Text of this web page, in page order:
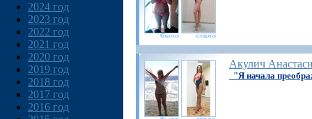
2024 год
2023 год
2022 год
2021 год
2020 год
2019 год
2018 год
2017 год
2016 год
Акулич
"Я начала